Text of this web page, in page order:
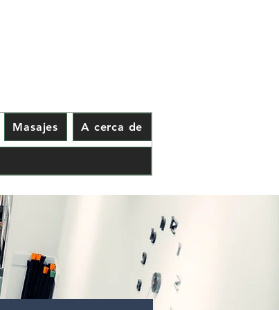
Masajes A cerca de